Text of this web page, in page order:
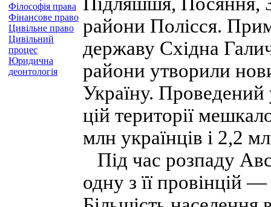
Філософія права
Фінансове право
Цивільне право
Цивільний
процес
Юридична
деонтологія
райони Полісся.
державу Східна
райони утворили
Україну.
цій території
млн українців і 2,2
Під час розпаду
одну з її провінцій